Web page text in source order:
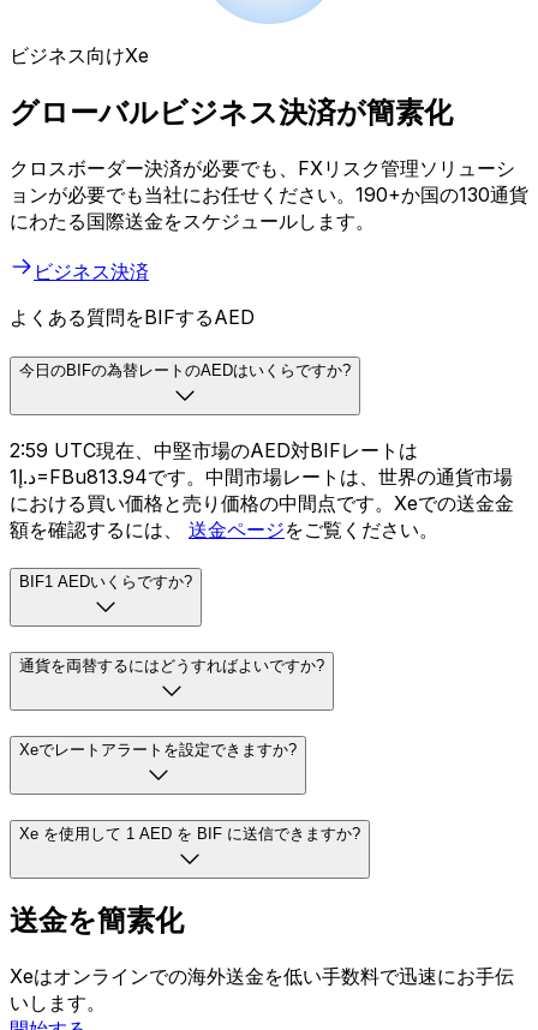
ビジネス向けXe
グローバルビジネス決済が簡素化
クロスボーダー決済が必要でも、FXリスク管理ソリューシ
ョンが必要でも当社にお任せください。190+か国の130通貨
にわたる国際送金をスケジュールします。
ビジネス決済
よくある質問をBIFするAED
今日のBIFの為替レートのAEDはいくらですか?
2:59 UTC現在、中堅市場のAED対BIFレートは
د.إ1=FBu813.94です。中間市場レートは、世界の通貨市場
における買い価格と売り価格の中間点です。Xeでの送金金
額を確認するには、 送金ページをご覧ください。
BIF1 AEDいくらですか?
通貨を両替するにはどうすればよいですか?
Xeでレートアラートを設定できますか?
Xe を使用して 1 AED を BIF に送信できますか?
送金を簡素化
Xeはオンラインでの海外送金を低い手数料で迅速にお手伝
いします。